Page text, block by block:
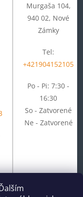
Murgaša 104,
940 02, Nové
Zámky
Tel:
+421904152105
Po - Pi: 7:30 -
16:30
So - Zatvorené
Ne - Zatvorené